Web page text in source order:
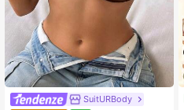
SuitURBody